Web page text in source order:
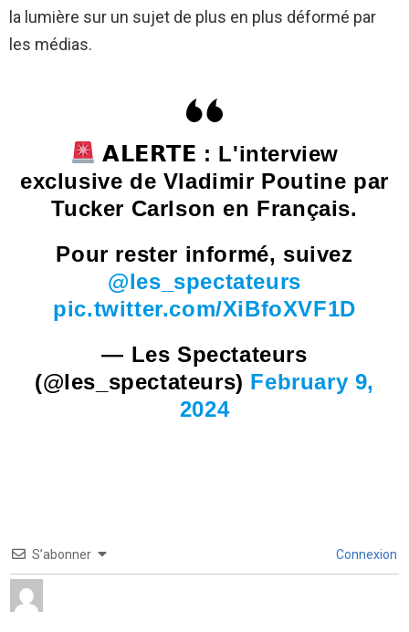
la lumière sur un sujet de plus en plus déformé par
les médias.
𝗔𝗟𝗘𝗥𝗧𝗘 : L'interview
exclusive de Vladimir Poutine par
Tucker Carlson en Français.
Pour rester informé, suivez
@les_spectateurs
pic.twitter.com/XiBfoXVF1D
— Les Spectateurs
(@les_spectateurs) February 9,
2024
S’abonner Connexion